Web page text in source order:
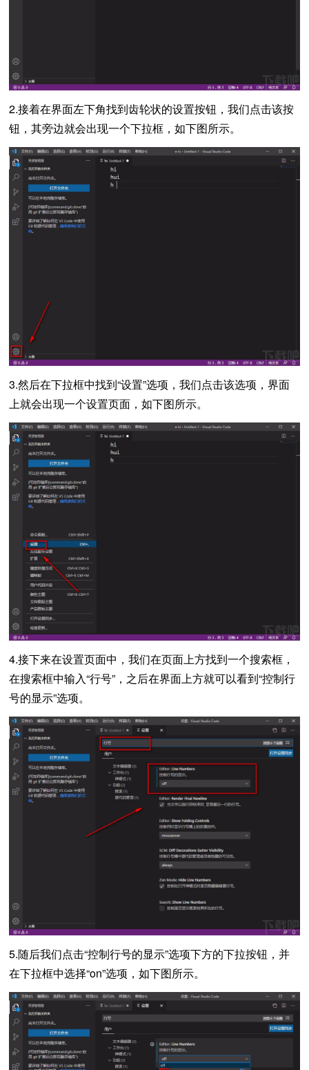
2.接着在界面左下角找到齿轮状的设置按钮，我们点击该按
钮，其旁边就会出现一个下拉框，如下图所示。
3.然后在下拉框中找到“设置”选项，我们点击该选项，界面
上就会出现一个设置页面，如下图所示。
4.接下来在设置页面中，我们在页面上方找到一个搜索框，
在搜索框中输入“行号”，之后在界面上方就可以看到“控制行
号的显示”选项。
5.随后我们点击“控制行号的显示”选项下方的下拉按钮，并
在下拉框中选择“on”选项，如下图所示。